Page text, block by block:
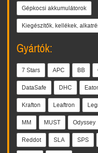
Gépkocsi akkumulátorok
Kiegészítők, kellékek,
Gyártók:
7 Stars APC BB
DataSafe DHC
Krafton Leaftron
MM MUST Odyssey
Reddot SLA SPS